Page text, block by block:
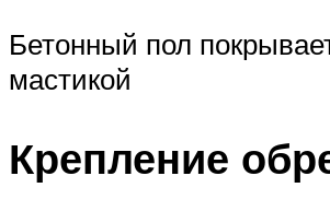
Бетонный пол
мастикой
Крепление